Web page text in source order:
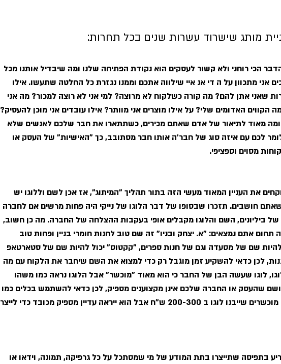
מותג שישרוד עשרות שנים בכל תחרות:
הכי רוחני ולא קשור לעסקים הוא נקודת הפתיחה שלנו ומה שיבדיל אותנו מכל
אני מתכוון על ה די אנ איי שילווה אתכם וממנו נגזרת כל החלטה שתעשו. אילו
שאני אתן להם? מה קורה כשלקוח לא מרוצה? למי אני לא רוצה למכור? מה אני
הקווים האדומים שלי? על אילו מוצרים אני מוותר? אילו עובדים אני מוכן להעסיק?
מאוד לתיאור של אדם שאתם מכירים, כשתתארו את חבר שלכם לאנשים שלא
לומר לכם עם איזה סוג של חבר'ה אותו חבר מסתובב, כך "האישיות" של העסק או
מסוים וספציפי.
את העניין המאוד מעשי הזה בתור תהליך "המיתוג", אז אכן לשם וללוגו יש
חושבים. תזכרו שבסופו של דבר הלוגו של נייקי היה פחות מרשים אם לחברה
של ביליונים, השם והלוגו מקבלים אופי בעקבות ההצלחה של החברה. מה כן חשוב,
אתם נמצאים: "א. יצחק ובניו" זה שם טוב לחנות חומרי בניין ופחות טוב
שם של מסעדה וגם של חנות ספרים, "קקטוס" יכול להיות שם של סטארטאפ
לכן כדאי להשקיע זמן מוגבל רק כדי למצוא את השם שיחבר את הלקוח עם מה
לוגו שעשה הבן של החבר כי הוא מאוד "מוכשר" אבל הלוגו נראה כמו משהו
בכדי למצוא גרפיקאים מוכשרים שייבנו לוגו ב 200-300 ש"ח אבל הוא ייראה עדיין מספיק מכובד כדי לייצר
בתפיסה שתייצרו בתת המודע של מי שמסתכל על כל גרפיקה, תמונה, וידאו או